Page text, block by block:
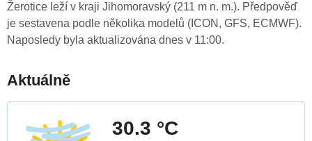
Žerotice leží v kraji Jihomoravský (211 m n. m.). Předpověď
je sestavena podle několika modelů (ICON, GFS, ECMWF).
Naposledy byla aktualizována dnes v 11:00.
Aktuálně
30.3 °C